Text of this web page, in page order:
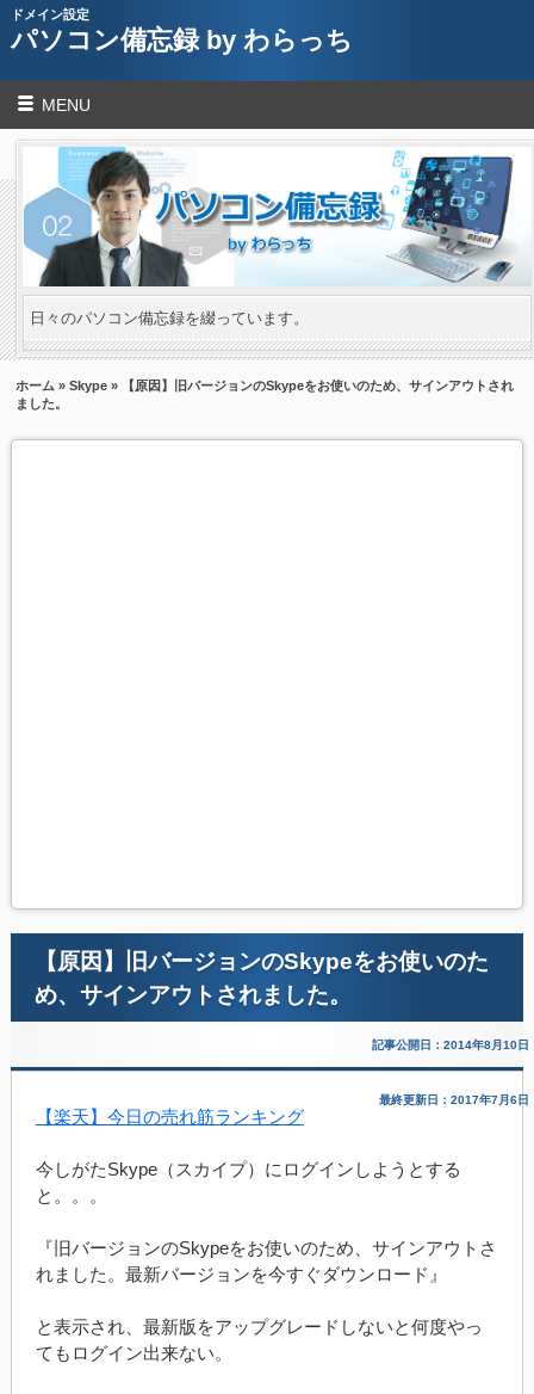
ドメイン設定
パソコン備忘録 by わらっち
MENU
日々のパソコン備忘録を綴っています。
ホーム »Skype » 【原因】旧バージョンのSkypeをお使いのため、サインアウトされ
ました。
【原因】旧バージョンのSkypeをお使いのた
め、サインアウトされました。
記事公開日：2014年8月10日
最終更新日：2017年7月6日
【楽天】今日の売れ筋ランキング
今しがたSkype（スカイプ）にログインしようとする
と。。。
『旧バージョンのSkypeをお使いのため、サインアウトさ
れました。最新バージョンを今すぐダウンロード』
と表示され、最新版をアップグレードしないと何度やっ
てもログイン出来ない。